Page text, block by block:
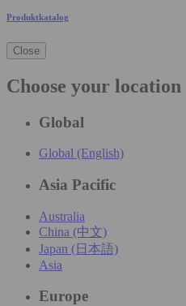
Produktkatalog
Close
Choose your location
Global
Global (English)
Asia Pacific
Australia
China (中文)
Japan (日本語)
Asia
Europe